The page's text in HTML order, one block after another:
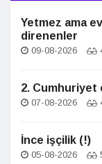
Yetmez ama
direnenler
09-08-2026
2. Cumhuriyet
07-08-2026
İnce işçilik (!)
05-08-2026